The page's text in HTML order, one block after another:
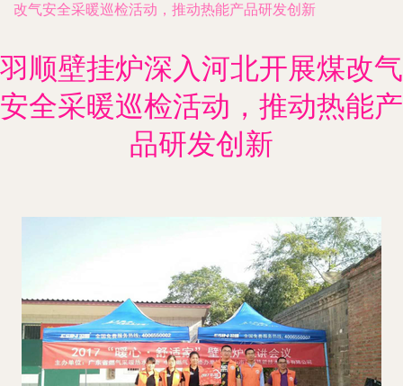
改气安全采暖巡检活动，推动热能产品研发创新
羽顺壁挂炉深入河北开展煤改气
安全采暖巡检活动，推动热能产
品研发创新